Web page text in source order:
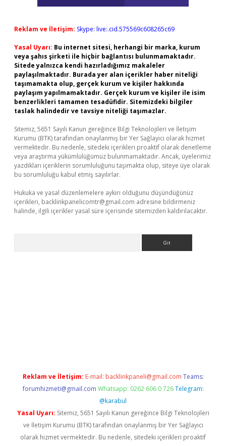
Reklam ve İletişim: Skype: live:.cid.575569c608265c69
Yasal Uyarı: Bu internet sitesi, herhangi bir marka, kurum
veya şahıs şirketi ile hiçbir bağlantısı bulunmamaktadır.
Sitede yalnızca kendi hazırladığımız makaleler
paylaşılmaktadır. Burada yer alan içerikler haber niteliği
taşımamakta olup, gerçek kurum ve kişiler hakkında
paylaşım yapılmamaktadır. Gerçek kurum ve kişiler ile isim
benzerlikleri tamamen tesadüfidir. Sitemizdeki bilgiler
taslak halindedir ve tavsiye niteliği taşımazlar.
Sitemiz, 5651 Sayılı Kanun gereğince Bilgi Teknolojileri ve İletişim
Kurumu (BTK) tarafından onaylanmış bir Yer Sağlayıcı olarak hizmet
vermektedir. Bu nedenle, sitedeki içerikleri proaktif olarak denetleme
veya araştırma yükümlülüğümüz bulunmamaktadır. Ancak, üyelerimiz
yazdıkları içeriklerin sorumluluğunu taşımakta olup, siteye üye olarak
bu sorumluluğu kabul etmiş sayılırlar.
Hukuka ve yasal düzenlemelere aykırı olduğunu düşündüğünüz
içerikleri, backlinkpanelicomtr@gmail.com adresine bildirmeniz
halinde, ilgili içerikler yasal süre içerisinde sitemizden kaldırılacaktır.
Reklam ve İletişim: E-mail: backlinkpaneli@gmail.com Teams:
forumhizmeti@gmail.com Whatsapp: 0262 606 0 726 Telegram:
@karabul
Yasal Uyarı: Sitemiz, 5651 Sayılı Kanun gereğince Bilgi Teknolojileri
ve İletişim Kurumu (BTK) tarafından onaylanmış bir Yer Sağlayıcı
olarak hizmet vermektedir. Bu nedenle, sitedeki içerikleri proaktif